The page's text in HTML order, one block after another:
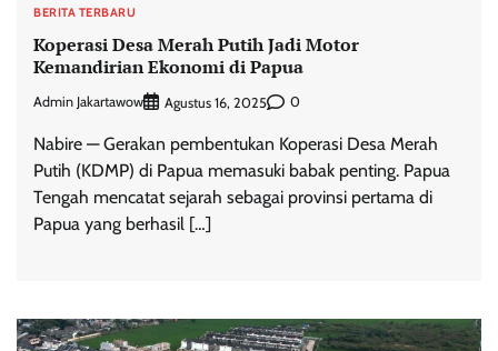
BERITA TERBARU
Koperasi Desa Merah Putih Jadi Motor
Kemandirian Ekonomi di Papua
Admin Jakartawow Agustus 16, 2025 0
Nabire — Gerakan pembentukan Koperasi Desa Merah
Putih (KDMP) di Papua memasuki babak penting. Papua
Tengah mencatat sejarah sebagai provinsi pertama di
Papua yang berhasil […]